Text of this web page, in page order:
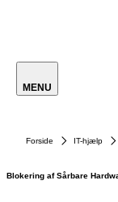
MENU
Forside IT-hjælp
Blokering af Sårbare